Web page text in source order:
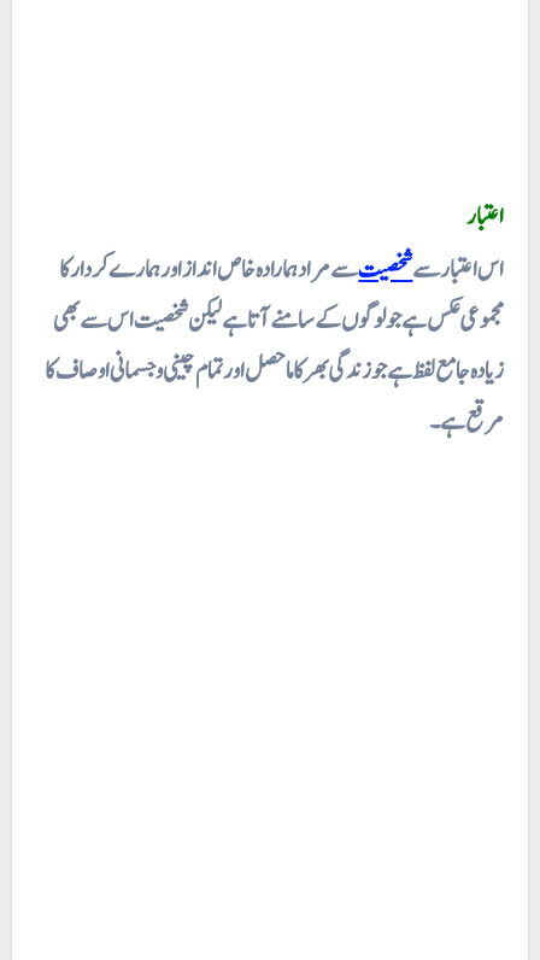
اعتبار
اس اعتبار سےشخصیتسے مراد ہمارادہ خاص انداز اور ہمارے کردار کا
مجموعی عکس ہے جو لوگوں کے سامنے آتا ہے لیکن شخصیت اس سے بھی
زیادہ جامع لفظ ہے جو زندگی بھر کا ماحصل اور تمام چینی و جسمانی اوصاف کا
مرقع ہے۔